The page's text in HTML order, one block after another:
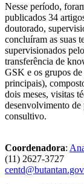
Nesse período,
publicados 34
doutorado,
concluíram as suas
supervisionados
transferência de
GSK e os grupos de
principais),
dois meses, visitas
desenvolvimento
consultivo.
Coordenadora:
(11) 2627-3727